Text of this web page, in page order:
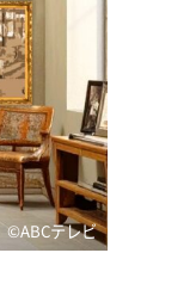
©️ABCテレビ